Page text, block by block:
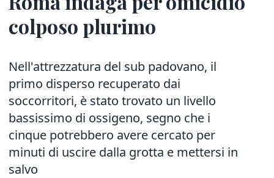
colposo plurimo
Nell'attrezzatura del sub padovano, il
primo disperso recuperato dai
soccorritori, è stato trovato un livello
bassissimo di ossigeno, segno che i
cinque potrebbero avere cercato per
minuti di uscire dalla grotta e mettersi in
salvo